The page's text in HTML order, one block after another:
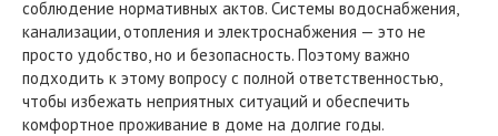
соблюдение нормативных актов. Системы водоснабжения,
канализации, отопления и электроснабжения — это не
просто удобство, но и безопасность. Поэтому важно
подходить к этому вопросу с полной ответственностью,
чтобы избежать неприятных ситуаций и обеспечить
комфортное проживание в доме на долгие годы.